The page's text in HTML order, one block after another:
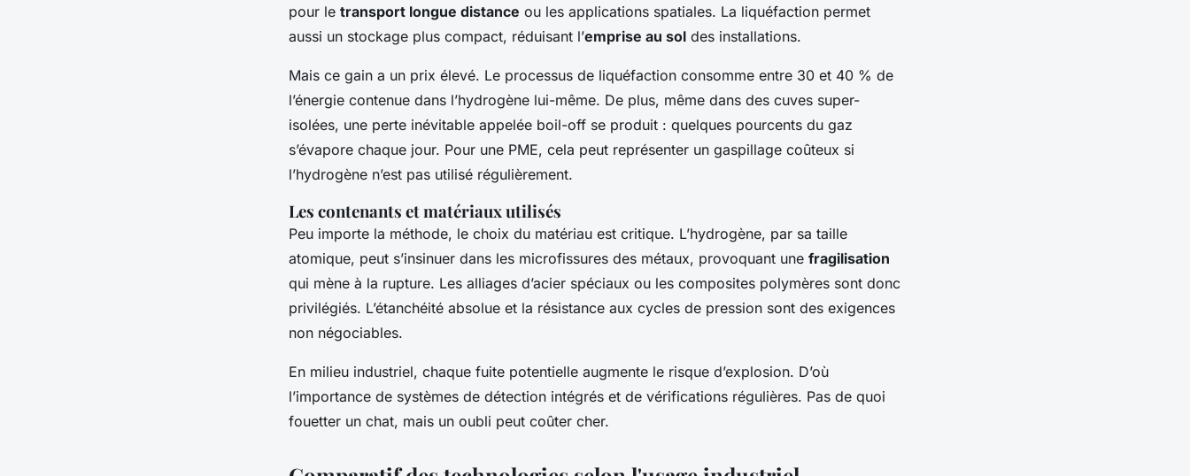
pour le transport longue distance ou les applications spatiales. La liquéfaction permet
aussi un stockage plus compact, réduisant l’emprise au sol des installations.
Mais ce gain a un prix élevé. Le processus de liquéfaction consomme entre 30 et 40 % de
l’énergie contenue dans l’hydrogène lui-même. De plus, même dans des cuves super-
isolées, une perte inévitable appelée boil-off se produit : quelques pourcents du gaz
s’évapore chaque jour. Pour une PME, cela peut représenter un gaspillage coûteux si
l’hydrogène n’est pas utilisé régulièrement.
Les contenants et matériaux utilisés
Peu importe la méthode, le choix du matériau est critique. L’hydrogène, par sa taille
atomique, peut s’insinuer dans les microfissures des métaux, provoquant une fragilisation
qui mène à la rupture. Les alliages d’acier spéciaux ou les composites polymères sont donc
privilégiés. L’étanchéité absolue et la résistance aux cycles de pression sont des exigences
non négociables.
En milieu industriel, chaque fuite potentielle augmente le risque d’explosion. D’où
l’importance de systèmes de détection intégrés et de vérifications régulières. Pas de quoi
fouetter un chat, mais un oubli peut coûter cher.